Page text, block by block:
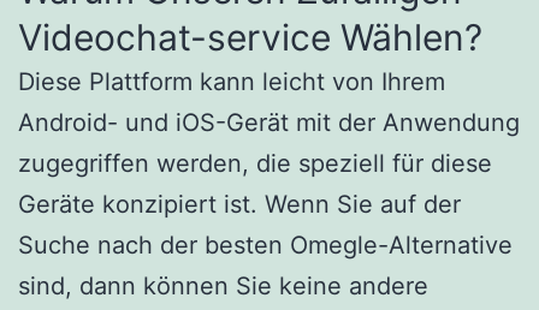
Videochat-service Wählen?
Diese Plattform kann leicht von Ihrem
Android- und iOS-Gerät mit der Anwendung
zugegriffen werden, die speziell für diese
Geräte konzipiert ist. Wenn Sie auf der
Suche nach der besten Omegle-Alternative
sind, dann können Sie keine andere